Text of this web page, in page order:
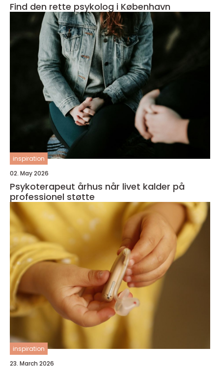
Find den rette psykolog i København
inspiration
02. May 2026
Psykoterapeut århus når livet kalder på
professionel støtte
inspiration
23. March 2026